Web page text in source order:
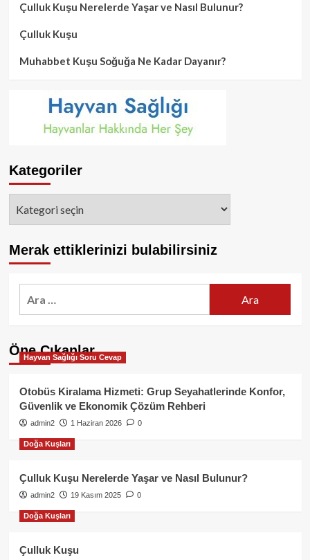
Çulluk Kuşu Nerelerde Yaşar ve Nasıl Bulunur?
Çulluk Kuşu
Muhabbet Kuşu Soğuğa Ne Kadar Dayanır?
Kategoriler
Merak ettiklerinizi bulabilirsiniz
Öne Çıkanlar
Hayvan Sağlığı Soru Cevap
Otobüs Kiralama Hizmeti: Grup Seyahatlerinde Konfor,
Güvenlik ve Ekonomik Çözüm Rehberi
admin2 1 Haziran 2026 0
Doğa Kuşları
Çulluk Kuşu Nerelerde Yaşar ve Nasıl Bulunur?
admin2 19 Kasım 2025 0
Doğa Kuşları
Çulluk Kuşu